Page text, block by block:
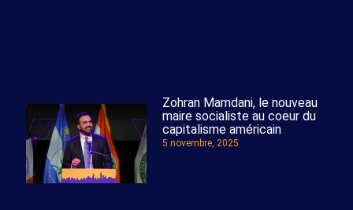
Zohran Mamdani, le nouveau
maire socialiste au coeur du
capitalisme américain
5 novembre, 2025